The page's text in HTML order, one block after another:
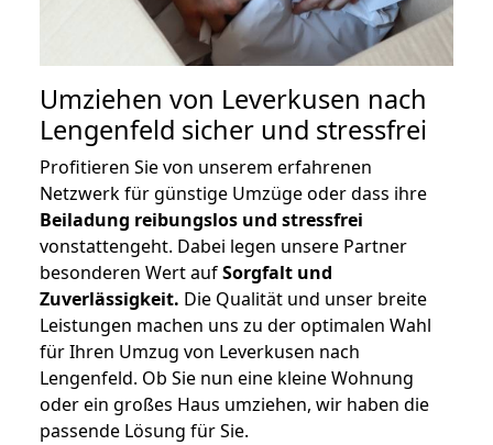
Umziehen von Leverkusen nach
Lengenfeld sicher und stressfrei
Profitieren Sie von unserem erfahrenen
Netzwerk für günstige Umzüge oder dass ihre
Beiladung reibungslos und stressfrei
vonstattengeht. Dabei legen unsere Partner
besonderen Wert aufSorgfalt und
Zuverlässigkeit. Die Qualität und unser breite
Leistungen machen uns zu der optimalen Wahl
für Ihren Umzug von Leverkusen nach
Lengenfeld. Ob Sie nun eine kleine Wohnung
oder ein großes Haus umziehen, wir haben die
passende Lösung für Sie.